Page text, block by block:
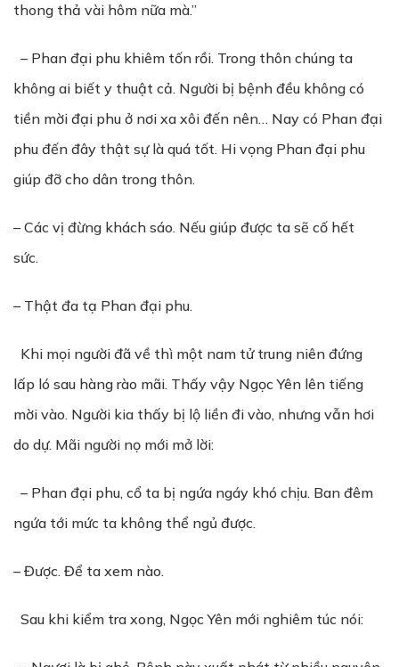
thong thả vài hôm nữa mà.”
– Phan đại phu khiêm tốn rồi. Trong thôn chúng ta
không ai biết y thuật cả. Người bị bệnh đều không có
tiền mời đại phu ở nơi xa xôi đến nên… Nay có Phan đại
phu đến đây thật sự là quá tốt. Hi vọng Phan đại phu
giúp đỡ cho dân trong thôn.
– Các vị đừng khách sáo. Nếu giúp được ta sẽ cố hết
sức.
– Thật đa tạ Phan đại phu.
Khi mọi người đã về thì một nam tử trung niên đứng
lấp ló sau hàng rào mãi. Thấy vậy Ngọc Yên lên tiếng
mời vào. Người kia thấy bị lộ liền đi vào, nhưng vẫn hơi
do dự. Mãi người nọ mới mở lời:
– Phan đại phu, cổ ta bị ngứa ngáy khó chịu. Ban đêm
ngứa tới mức ta không thể ngủ được.
– Được. Để ta xem nào.
Sau khi kiểm tra xong, Ngọc Yên mới nghiêm túc nói: